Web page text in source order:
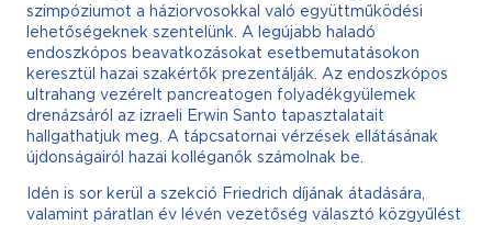
szimpóziumot a háziorvosokkal való együttműködési
lehetőségeknek szentelünk. A legújabb haladó
endoszkópos beavatkozásokat esetbemutatásokon
keresztül hazai szakértők prezentálják. Az endoszkópos
ultrahang vezérelt pancreatogen folyadékgyülemek
drenázsáról az izraeli Erwin Santo tapasztalatait
hallgathatjuk meg. A tápcsatornai vérzések ellátásának
újdonságairól hazai kolléganők számolnak be.
Idén is sor kerül a szekció Friedrich díjának átadására,
valamint páratlan év lévén vezetőség választó közgyűlést